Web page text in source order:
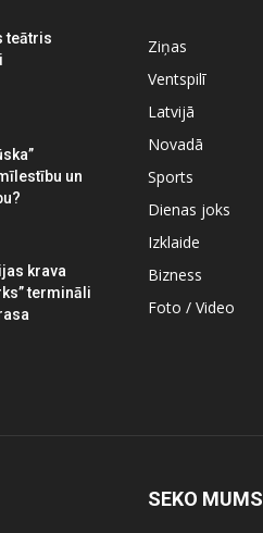
teātris
un
krava
termināli
Ziņas
Ventspilī
Latvijā
Novadā
Sports
Dienas joks
Izklaide
Bizness
Foto / Video
SEKO MUMS